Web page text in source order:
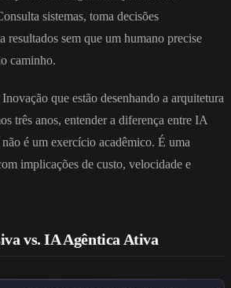
sistemas, toma decisões
resultados sem que um humano precise
caminho.
que estão desenhando a arquitetura
três anos, entender a diferença entre IA
é um exercício acadêmico. É uma
implicações de custo, velocidade e
vs. IA Agêntica Ativa